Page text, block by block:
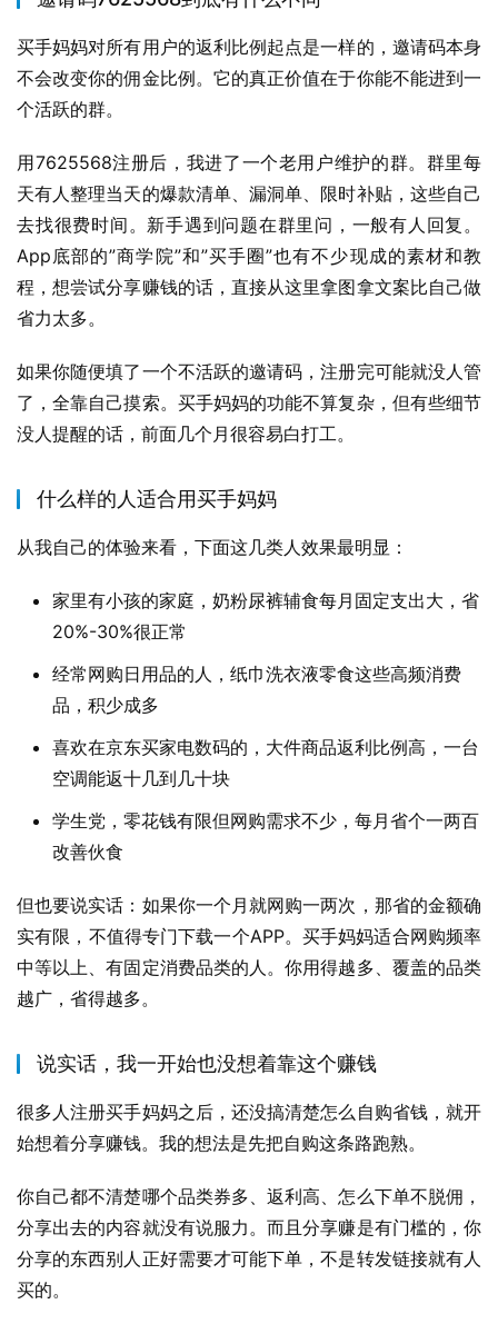
买手妈妈对所有用户的返利比例起点是一样的，邀请码本身
不会改变你的佣金比例。它的真正价值在于你能不能进到一
个活跃的群。
用7625568注册后，我进了一个老用户维护的群。群里每
天有人整理当天的爆款清单、漏洞单、限时补贴，这些自己
去找很费时间。新手遇到问题在群里问，一般有人回复。
App底部的”商学院”和”买手圈”也有不少现成的素材和教
程，想尝试分享赚钱的话，直接从这里拿图拿文案比自己做
省力太多。
如果你随便填了一个不活跃的邀请码，注册完可能就没人管
了，全靠自己摸索。买手妈妈的功能不算复杂，但有些细节
没人提醒的话，前面几个月很容易白打工。
什么样的人适合用买手妈妈
从我自己的体验来看，下面这几类人效果最明显：
家里有小孩的家庭，奶粉尿裤辅食每月固定支出大，省
20%-30%很正常
经常网购日用品的人，纸巾洗衣液零食这些高频消费
品，积少成多
喜欢在京东买家电数码的，大件商品返利比例高，一台
空调能返十几到几十块
学生党，零花钱有限但网购需求不少，每月省个一两百
改善伙食
但也要说实话：如果你一个月就网购一两次，那省的金额确
实有限，不值得专门下载一个APP。买手妈妈适合网购频率
中等以上、有固定消费品类的人。你用得越多、覆盖的品类
越广，省得越多。
说实话，我一开始也没想着靠这个赚钱
很多人注册买手妈妈之后，还没搞清楚怎么自购省钱，就开
始想着分享赚钱。我的想法是先把自购这条路跑熟。
你自己都不清楚哪个品类券多、返利高、怎么下单不脱佣，
分享出去的内容就没有说服力。而且分享赚是有门槛的，你
分享的东西别人正好需要才可能下单，不是转发链接就有人
买的。